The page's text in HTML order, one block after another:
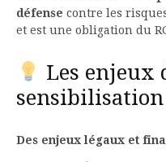
défense contre les
et est une obligation du
Les enjeux
sensibilisation
Des enjeux légaux et